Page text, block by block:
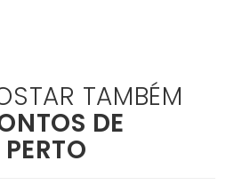
TAMBÉM
DE